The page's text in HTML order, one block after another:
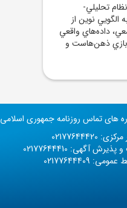
تحليلي-
نوين از
داده‌هاي واقعي
بازي ذهن‌هاست و
های تماس روزنامه جمهوری اسلامی
02177644420
آگهی: 02177644410
02177644409